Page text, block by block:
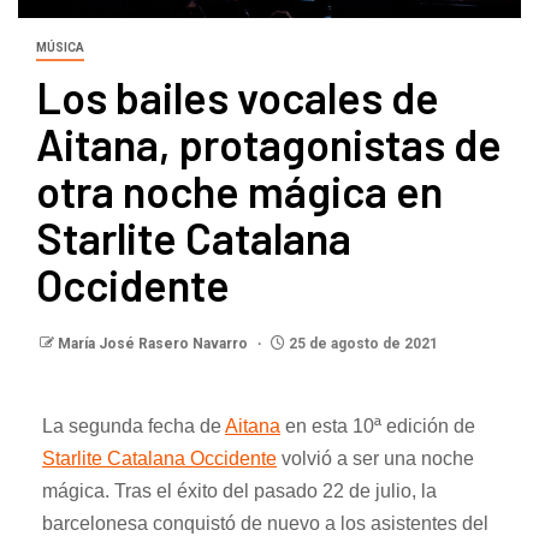
MÚSICA
Los bailes vocales de
Aitana, protagonistas de
otra noche mágica en
Starlite Catalana
Occidente
María José Rasero Navarro 25 de agosto de 2021
La segunda fecha deAitana en esta 10ª edición de
Starlite Catalana Occidente volvió a ser una noche
mágica. Tras el éxito del pasado 22 de julio, la
barcelonesa conquistó de nuevo a los asistentes del